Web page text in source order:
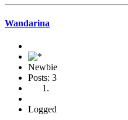
Wandarina
Newbie
Posts: 3
Logged